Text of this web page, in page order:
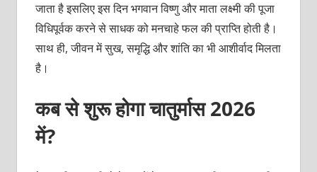
जाता है इसलिए इस दिन भगवान विष्णु और माता लक्ष्मी की पूजा
विधिपूर्वक करने से साधक को मनचाहे फल की प्राप्ति होती है।
साथ ही, जीवन में सुख, समृद्धि और शांति का भी आशीर्वाद मिलता
है।
कब से शुरू होगा चातुर्मास 2026
में?